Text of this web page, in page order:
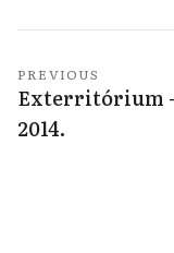
PREVIOUS
Exterritórium
2014.